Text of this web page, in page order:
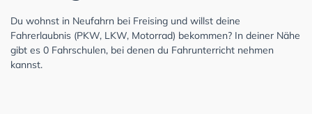
Du wohnst in Neufahrn bei Freising und willst deine
Fahrerlaubnis (PKW, LKW, Motorrad) bekommen? In deiner Nähe
gibt es 0 Fahrschulen, bei denen du Fahrunterricht nehmen
kannst.